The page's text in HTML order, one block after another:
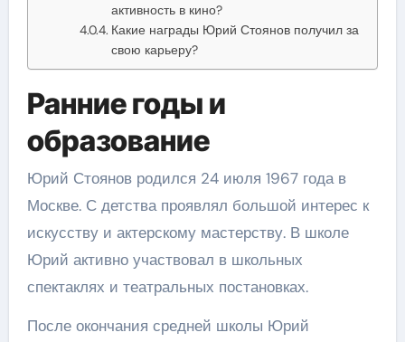
активность в кино?
Какие награды Юрий Стоянов получил за
свою карьеру?
Ранние годы и
образование
Юрий Стоянов родился 24 июля 1967 года в
Москве. С детства проявлял большой интерес к
искусству и актерскому мастерству. В школе
Юрий активно участвовал в школьных
спектаклях и театральных постановках.
После окончания средней школы Юрий